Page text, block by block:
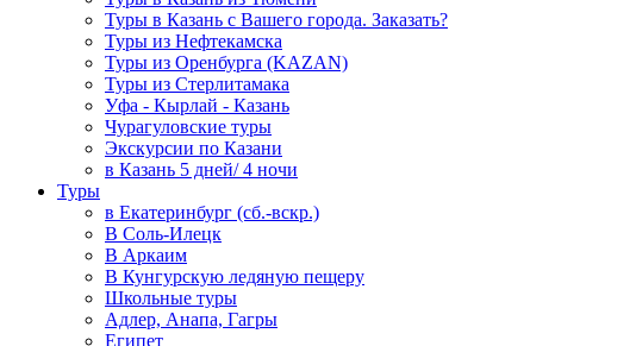
Туры в Казань с Вашего города. Заказать?
Туры из Нефтекамска
Туры из Оренбурга (KAZAN)
Туры из Стерлитамака
Уфа - Кырлай - Казань
Чурагуловские туры
Экскурсии по Казани
в Казань 5 дней/ 4 ночи
Туры
в Екатеринбург (сб.-вскр.)
В Соль-Илецк
В Аркаим
В Кунгурскую ледяную пещеру
Школьные туры
Адлер, Анапа, Гагры
Египет